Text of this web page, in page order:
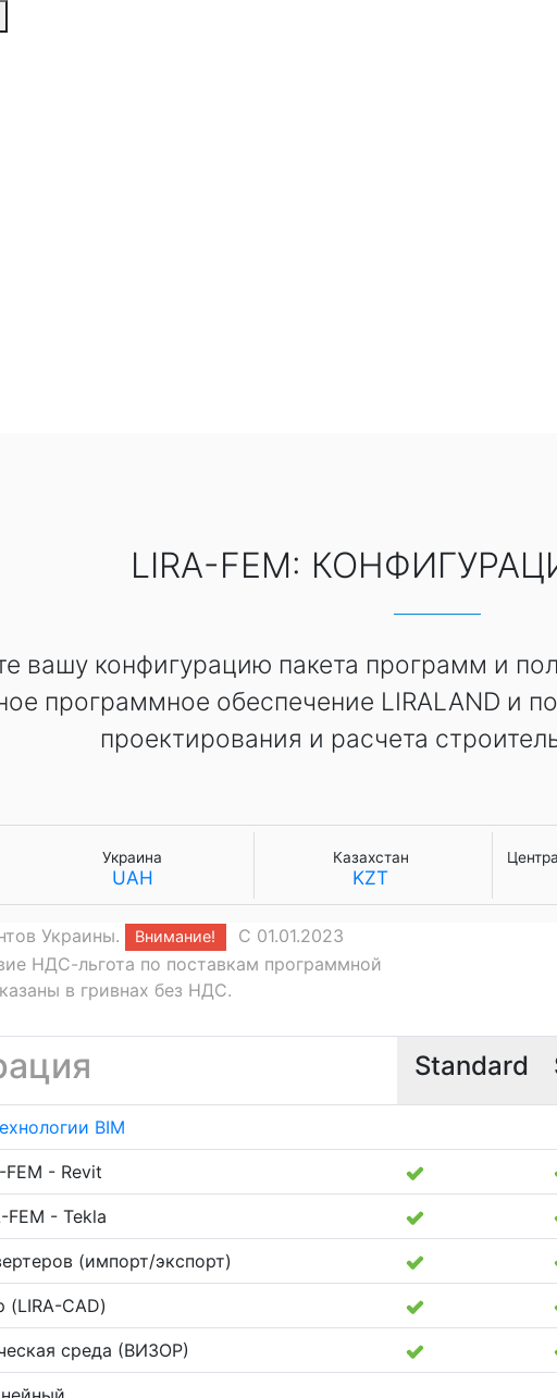
LIRA-FEM:
вашу конфигурацию пакета программ и
программное обеспечение LIRALAND и
проектирования и расчета
Украина
UAH
Казахстан
KZT
Украины. Внимание!
С 01.01.2023
НДС-льгота по поставкам программной
в гривнах без НДС.
Standard
BIM
FEM - Revit
FEM - Tekla
(импорт/экспорт)
(LIRA-CAD)
среда (ВИЗОР)